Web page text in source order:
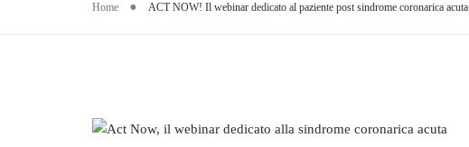
Home ACT NOW! Il webinar dedicato al paziente post sindrome coronarica acuta